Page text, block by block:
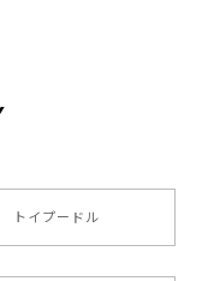
や電話番号も分か
いました❁⃘*.ﾟ
願いいたします。
トイプードル